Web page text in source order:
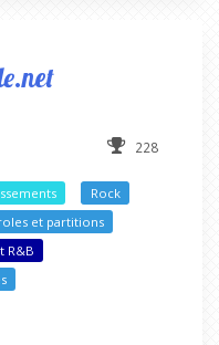
228
Rock
et partitions
R&B